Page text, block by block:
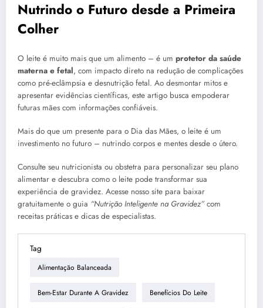
Nutrindo o Futuro desde a Primeira
Colher
O leite é muito mais que um alimento – é um protetor da saúde
materna e fetal, com impacto direto na redução de complicações
como pré-eclâmpsia e desnutrição fetal. Ao desmontar mitos e
apresentar evidências científicas, este artigo busca empoderar
futuras mães com informações confiáveis.
Mais do que um presente para o Dia das Mães, o leite é um
investimento no futuro – nutrindo corpos e mentes desde o útero.
Consulte seu nutricionista ou obstetra para personalizar seu plano
alimentar e descubra como o leite pode transformar sua
experiência de gravidez. Acesse nosso site para baixar
gratuitamente o guia “Nutrição Inteligente na Gravidez”com
receitas práticas e dicas de especialistas.
Tag
Alimentação Balanceada
Bem-Estar Durante A Gravidez Benefícios Do Leite